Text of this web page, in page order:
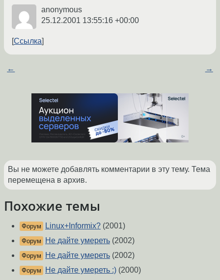
anonymous
25.12.2001 13:55:16 +00:00
Ссылка
← →
Вы не можете добавлять комментарии в эту тему. Тема
перемещена в архив.
Похожие темы
Форум Linux+Informix? (2001)
Форум Не дайте умереть (2002)
Форум Не дайте умереть (2002)
Форум Не дайте умереть :) (2000)